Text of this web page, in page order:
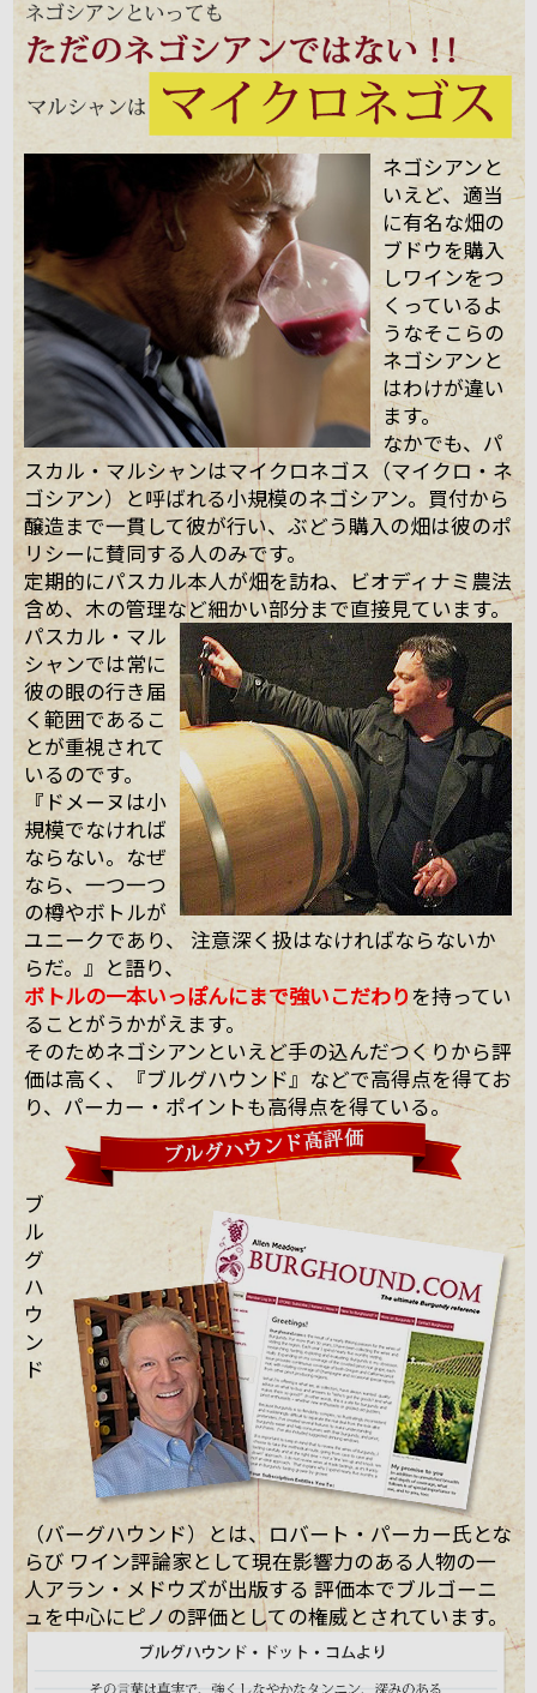
ネゴシアンと
いえど、適当
に有名な畑の
ブドウを購入
しワインをつ
くっているよ
うなそこらの
ネゴシアンと
はわけが違い
ます。
なかでも、パ
スカル・マルシャンはマイクロネゴス（マイクロ・ネ
ゴシアン）と呼ばれる小規模のネゴシアン。買付から
醸造まで一貫して彼が行い、ぶどう購入の畑は彼のポ
リシーに賛同する人のみです。
定期的にパスカル本人が畑を訪ね、ビオディナミ農法
含め、木の管理など細かい部分まで直接見ています。
パスカル・マル
シャンでは常に
彼の眼の行き届
く範囲であるこ
とが重視されて
いるのです。
『ドメーヌは小
規模でなければ
ならない。なぜ
なら、一つ一つ
の樽やボトルが
ユニークであり、 注意深く扱はなければならないか
らだ。』と語り、
ボトルの一本いっぽんにまで強いこだわりを持ってい
ることがうかがえます。
そのためネゴシアンといえど手の込んだつくりから評
価は高く、『ブルグハウンド』などで高得点を得てお
り、パーカー・ポイントも高得点を得ている。
ブ
ル
グ
ハ
ウ
ン
ド
（バーグハウンド）とは、ロバート・パーカー氏とな
らび ワイン評論家として現在影響力のある人物の一
人アラン・メドウズが出版する 評価本でブルゴーニ
ュを中心にピノの評価としての権威とされています。